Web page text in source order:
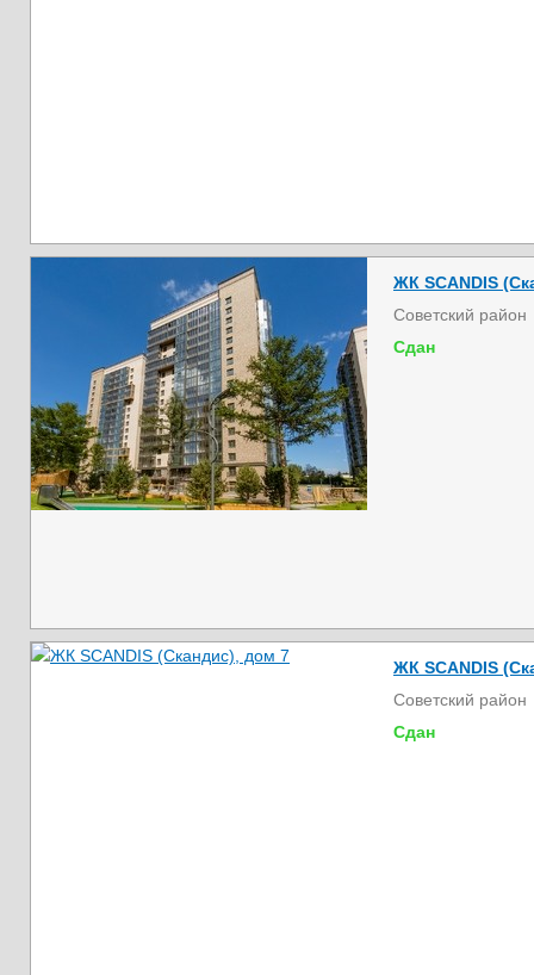
ЖК SCANDIS
Советский район
Сдан
ЖК SCANDIS
Советский район
Сдан